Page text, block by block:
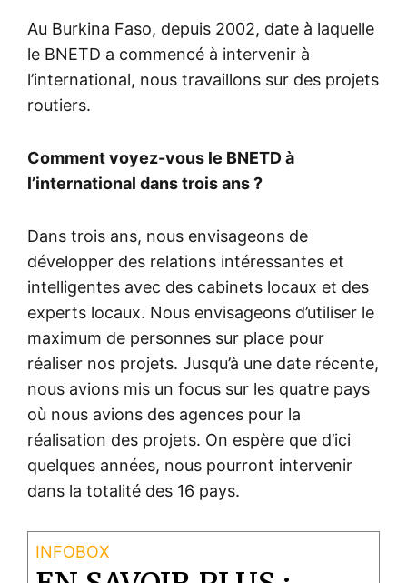
Au Burkina Faso, depuis 2002, date à laquelle
le BNETD a commencé à intervenir à
l’international, nous travaillons sur des projets
routiers.
Comment voyez-vous le BNETD à
l’international dans trois ans ?
Dans trois ans, nous envisageons de
développer des relations intéressantes et
intelligentes avec des cabinets locaux et des
experts locaux. Nous envisageons d’utiliser le
maximum de personnes sur place pour
réaliser nos projets. Jusqu’à une date récente,
nous avions mis un focus sur les quatre pays
où nous avions des agences pour la
réalisation des projets. On espère que d’ici
quelques années, nous pourront intervenir
dans la totalité des 16 pays.